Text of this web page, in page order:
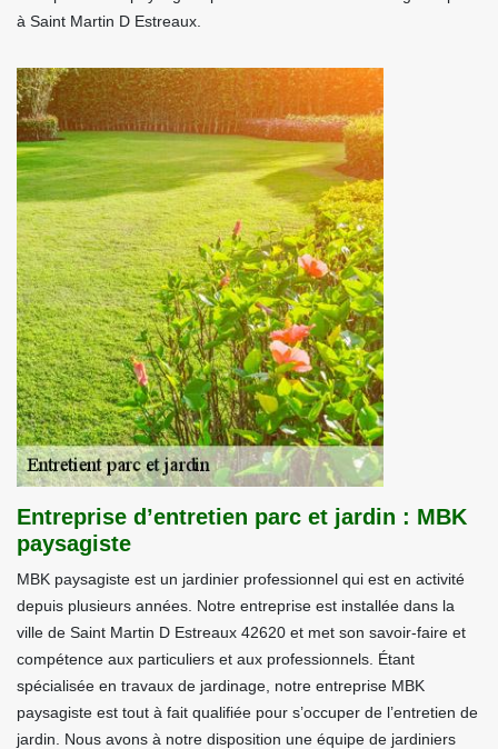
à Saint Martin D Estreaux.
Entreprise d’entretien parc et jardin : MBK
paysagiste
MBK paysagiste est un jardinier professionnel qui est en activité
depuis plusieurs années. Notre entreprise est installée dans la
ville de Saint Martin D Estreaux 42620 et met son savoir-faire et
compétence aux particuliers et aux professionnels. Étant
spécialisée en travaux de jardinage, notre entreprise MBK
paysagiste est tout à fait qualifiée pour s’occuper de l’entretien de
jardin. Nous avons à notre disposition une équipe de jardiniers